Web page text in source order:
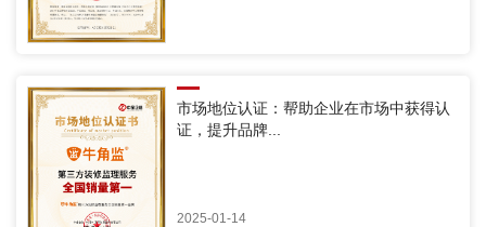
市场地位认证：帮助企业在市场中获得认
证，提升品牌...
2025-01-14